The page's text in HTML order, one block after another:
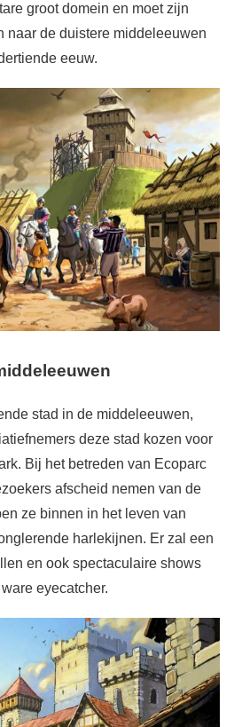
groot domein en moet zijn
naar de duistere middeleeuwen
eeuw.
stad in de middeleeuwen,
deze stad kozen voor
Bij het betreden van Ecoparc
afscheid nemen van de
ze binnen in het leven van
harlekijnen. Er zal een
en ook spectaculaire shows
eyecatcher.